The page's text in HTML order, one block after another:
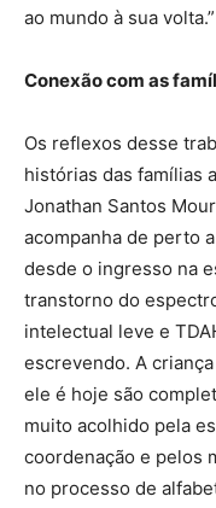
ao mundo à sua volta.”
Conexão com as
Os reflexos desse
histórias das famílias
Jonathan Santos
acompanha de perto
desde o ingresso na
transtorno do
intelectual leve e
escrevendo. A
ele é hoje são
muito acolhido pela
coordenação e pelos
no processo de